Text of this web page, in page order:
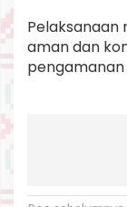
Pelaksanaan
aman dan
pengamanan